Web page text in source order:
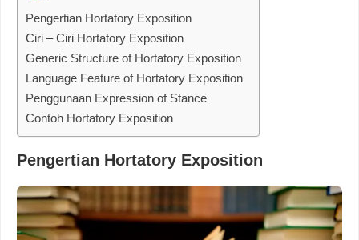
Pengertian Hortatory Exposition
Ciri – Ciri Hortatory Exposition
Generic Structure of Hortatory Exposition
Language Feature of Hortatory Exposition
Penggunaan Expression of Stance
Contoh Hortatory Exposition
Pengertian Hortatory Exposition